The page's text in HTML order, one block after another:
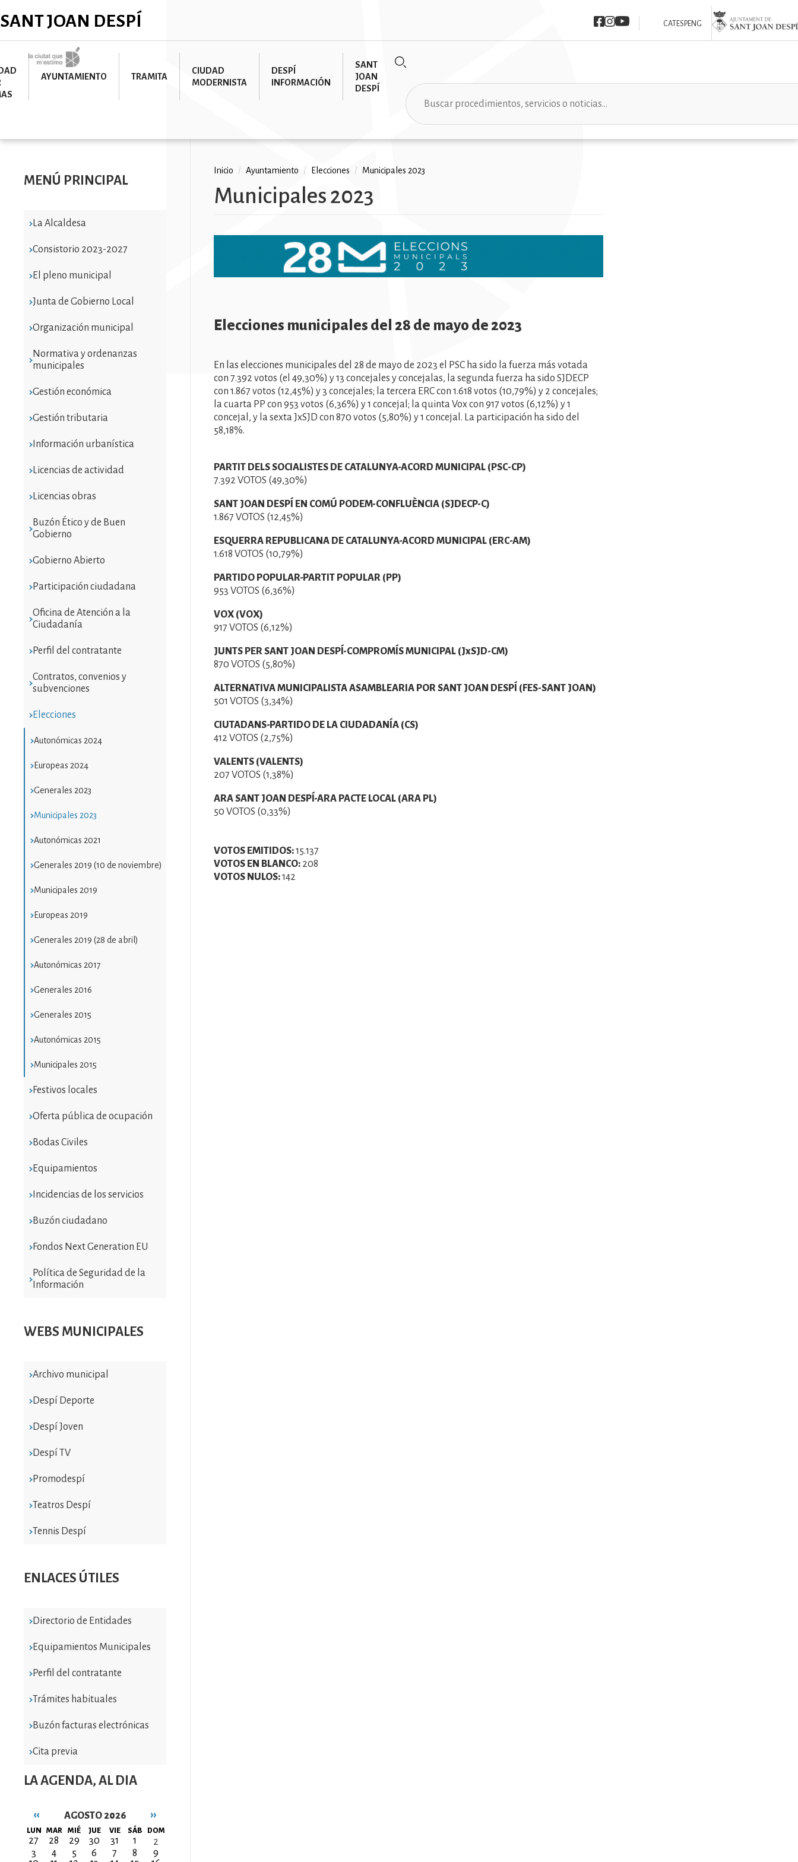
al
SANT JOAN DESPÍ Imatge
Imatge
Imatge CAT ESPENG
Imatge
Imatge
AYUNTAMIENTO TRAMITA
CIUDAD
MODERNISTA
DESPÍ
INFORMACIÓN
SANT
JOAN
DESPÍ
Buscar
MENÚ PRINCIPAL
La Alcaldesa
Consistorio 2023-2027
El pleno municipal
Junta de Gobierno Local
Organización municipal
Normativa y ordenanzas
municipales
Gestión económica
Gestión tributaria
Información urbanística
Licencias de actividad
Licencias obras
Buzón Ético y de Buen
Gobierno
Gobierno Abierto
Participación ciudadana
Oficina de Atención a la
Ciudadanía
Perfil del contratante
Contratos, convenios y
subvenciones
Elecciones
Autonómicas 2024
Europeas 2024
Generales 2023
Municipales 2023
Autonómicas 2021
Generales 2019 (10 de noviembre)
Municipales 2019
Europeas 2019
Generales 2019 (28 de abril)
Autonómicas 2017
Generales 2016
Generales 2015
Autonómicas 2015
Municipales 2015
Festivos locales
Oferta pública de ocupación
Bodas Civiles
Equipamientos
Incidencias de los servicios
Buzón ciudadano
Fondos Next Generation EU
Política de Seguridad de la
Información
WEBS MUNICIPALES
Archivo municipal
Despí Deporte
Despí Joven
Despí TV
Promodespí
Teatros Despí
Tennis Despí
ENLACES ÚTILES
Directorio de Entidades
Equipamientos Municipales
Perfil del contratante
Trámites habituales
Buzón facturas electrónicas
Cita previa
LA AGENDA, AL DIA
AGOSTO 2026
Paginación
‹‹ ››
LUN MAR MIÉ JUE VIE SÁB DOM
27 28 29 30 31 1
2
3
4 5 6 7 8
9
Ruta
de
navegación
Inicio / Ayuntamiento / Elecciones / Municipales 2023
Municipales 2023
Elecciones municipales del 28 de mayo de 2023
En las elecciones municipales del 28 de mayo de 2023 el PSC ha sido la fuerza más votada
con 7.392 votos (el 49,30%) y 13 concejales y concejalas, la segunda fuerza ha sido SJDECP
con 1.867 votos (12,45%) y 3 concejales; la tercera ERC con 1.618 votos (10,79%) y 2 concejales;
la cuarta PP con 953 votos (6,36%) y 1 concejal; la quinta Vox con 917 votos (6,12%) y 1
concejal, y la sexta JxSJD con 870 votos (5,80%) y 1 concejal. La participación ha sido del
58,18%.
PARTIT DELS SOCIALISTES DE CATALUNYA-ACORD MUNICIPAL (PSC-CP)
7.392 VOTOS (49,30%)
SANT JOAN DESPÍ EN COMÚ PODEM-CONFLUÈNCIA (SJDECP-C)
1.867 VOTOS (12,45%)
ESQUERRA REPUBLICANA DE CATALUNYA-ACORD MUNICIPAL (ERC-AM)
1.618 VOTOS (10,79%)
PARTIDO POPULAR-PARTIT POPULAR (PP)
953 VOTOS (6,36%)
VOX (VOX)
917 VOTOS (6,12%)
JUNTS PER SANT JOAN DESPÍ-COMPROMÍS MUNICIPAL (JxSJD-CM)
870 VOTOS (5,80%)
ALTERNATIVA MUNICIPALISTA ASAMBLEARIA POR SANT JOAN DESPÍ (FES-SANT JOAN)
501 VOTOS (3,34%)
CIUTADANS-PARTIDO DE LA CIUDADANÍA (CS)
412 VOTOS (2,75%)
VALENTS (VALENTS)
207 VOTOS (1,38%)
ARA SANT JOAN DESPÍ-ARA PACTE LOCAL (ARA PL)
50 VOTOS (0,33%)
VOTOS EMITIDOS:15.137
VOTOS EN BLANCO: 208
VOTOS NULOS:142